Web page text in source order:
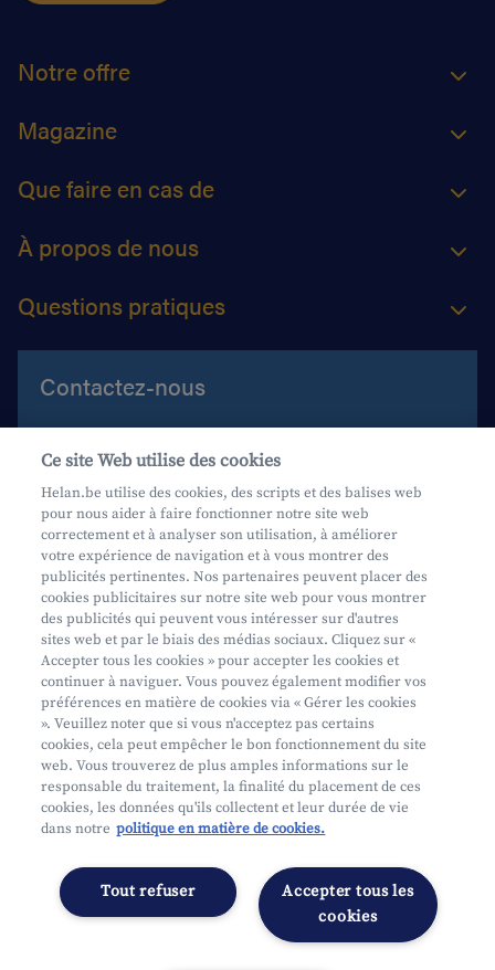
Notre offre
Magazine
Que faire en cas de
À propos de nous
Questions pratiques
Contactez-nous
Aide et contact
Prenez rendez-vous
Où nous trouver
Phishing
Mifid
Privacy
Info juridique
Soumis au contrôle de l'OCM
Déclaration d'accessibilité
Gérer les préférences
Ce site Web utilise des cookies
Helan.be utilise des cookies, des scripts et des balises web
pour nous aider à faire fonctionner notre site web
correctement et à analyser son utilisation, à améliorer
votre expérience de navigation et à vous montrer des
publicités pertinentes. Nos partenaires peuvent placer des
cookies publicitaires sur notre site web pour vous montrer
des publicités qui peuvent vous intéresser sur d'autres
sites web et par le biais des médias sociaux. Cliquez sur «
Accepter tous les cookies » pour accepter les cookies et
continuer à naviguer. Vous pouvez également modifier vos
préférences en matière de cookies via « Gérer les cookies
». Veuillez noter que si vous n'acceptez pas certains
cookies, cela peut empêcher le bon fonctionnement du site
web. Vous trouverez de plus amples informations sur le
responsable du traitement, la finalité du placement de ces
cookies, les données qu'ils collectent et leur durée de vie
dans notre politique en matière de cookies.
Accepter tous les
cookies
Tout refuser